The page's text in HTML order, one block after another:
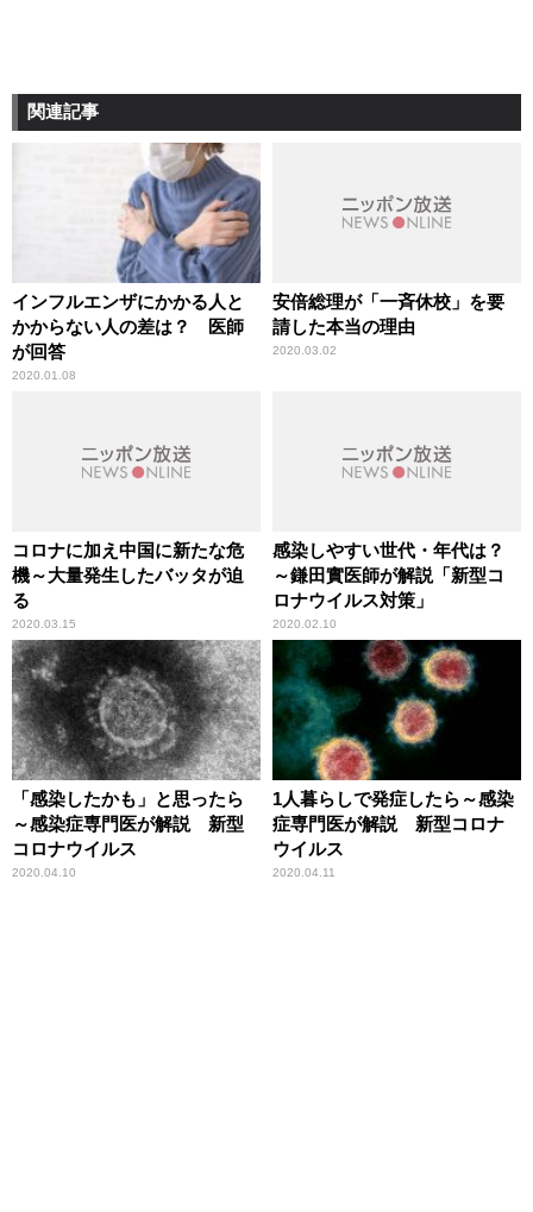
関連記事
インフルエンザにかかる人と
かからない人の差は？ 医師
が回答
2020.01.08
安倍総理が「一斉休校」を要
請した本当の理由
2020.03.02
コロナに加え中国に新たな危
機～大量発生したバッタが迫
る
2020.03.15
感染しやすい世代・年代は？
～鎌田實医師が解説「新型コ
ロナウイルス対策」
2020.02.10
「感染したかも」と思ったら
～感染症専門医が解説 新型
コロナウイルス
2020.04.10
1人暮らしで発症したら～感染
症専門医が解説 新型コロナ
ウイルス
2020.04.11